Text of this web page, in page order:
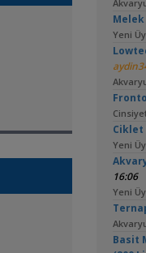
Melek
Yeni
Ciklet
Yeni
16:06
Yeni
Basit